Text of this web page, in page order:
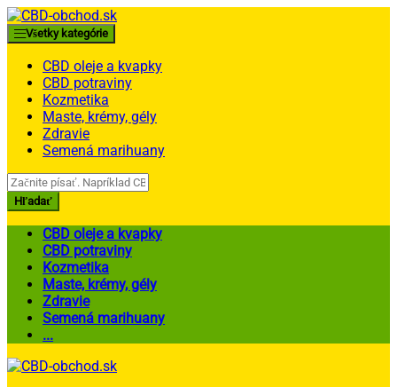
Skip
to
navigation
Skip
to
content
Všetky kategórie
CBD oleje a kvapky
CBD potraviny
Kozmetika
Maste, krémy, gély
Zdravie
Semená marihuany
Search
for:
Hľadať
CBD oleje a kvapky
CBD potraviny
Kozmetika
Maste, krémy, gély
Zdravie
Semená marihuany
...